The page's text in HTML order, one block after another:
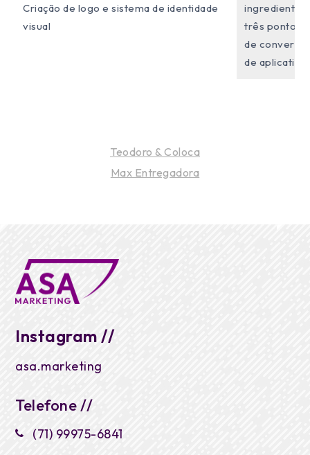
Criação de logo e sistema de identidade
visual
ingrediente
três pontos
de
de
Teodoro & Coloca
Max Entregadora
Instagram //
asa.marketing
Telefone //
(71) 99975-6841